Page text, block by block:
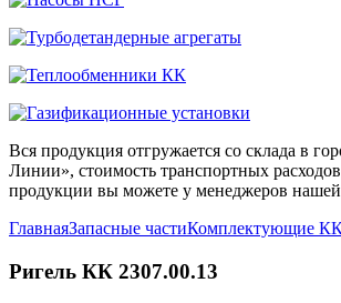
Вся продукция отгружается со склада в
Линии», стоимость транспортных
продукции вы можете у менеджеров
ГлавнаяЗапасные частиКомплектующие
Ригель КК 2307.00.13